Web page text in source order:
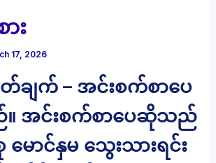
ား
17, 2026
ချက် – အင်းစက်စာပေ
။ အင်းစက်စာပေဆိုသည်
မောင်နှမ သွေးသားရင်း